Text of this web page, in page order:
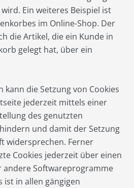
Ein weiteres Beispiel ist
im Online-Shop. Der
die Artikel, die ein Kunde in
gelegt hat, über ein
kann die Setzung von Cookies
jederzeit mittels einer
des genutzten
und damit der Setzung
widersprechen. Ferner
Cookies jederzeit über einen
Softwareprogramme
ist in allen gängigen